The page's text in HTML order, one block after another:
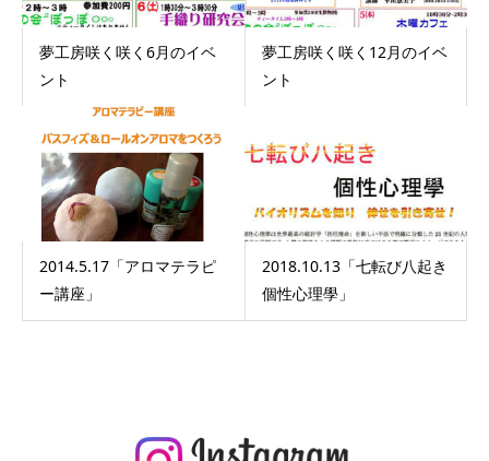
夢工房咲く咲く6月のイベ
ント
夢工房咲く咲く12月のイベ
ント
2014.5.17「アロマテラピ
ー講座」
2018.10.13「七転び八起き
個性心理學」